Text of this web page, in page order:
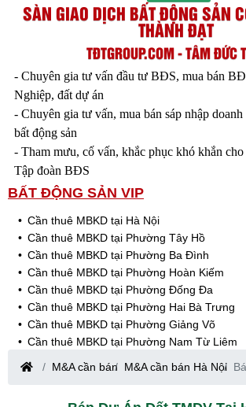
SÀN GIAO DỊCH BẤT ĐỘNG SẢN
THÀNH ĐẠT
TĐTGROUP.COM - TÂM ĐỨC
- Chuyên gia tư vấn đầu tư BĐS, mua bán
Nghiệp, đất dự án
- Chuyên gia tư vấn, mua bán sáp nhập
bất động sản
- Tham mưu, cố vấn, khắc phục khó khắn cho
Tập đoàn BĐS
BẤT ĐỘNG SẢN VIP
Cần thuê MBKD tại Hà Nội
Cần thuê MBKD tại Phường Tây Hồ
Cần thuê MBKD tại Phường Ba Đình
Cần thuê MBKD tại Phường Hoàn Kiếm
Cần thuê MBKD tại Phường Đống Đa
Cần thuê MBKD tại Phường Hai Bà Trưng
Cần thuê MBKD tại Phường Giảng Võ
Cần thuê MBKD tại Phường Nam Từ Liêm
Cần thuê MBKD tại Phường Cầu Giấy
Cần thuê MBKD tại Phường Thanh Xuân
M&A cần bán M&A cần bán Hà Nội